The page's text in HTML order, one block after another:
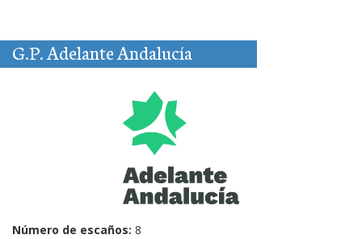
G.P. Adelante Andalucía
Número de escaños: 8